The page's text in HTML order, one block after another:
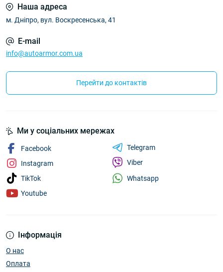
Наша адреса
м. Дніпро, вул. Воскресенська, 41
E-mail
info@autoarmor.com.ua
Перейти до контактів
Інформація
О нас
Оплата
Ми у соціальних мережах
Facebook
Instagram
TikTok
Youtube
Telegram
Viber
Whatsapp